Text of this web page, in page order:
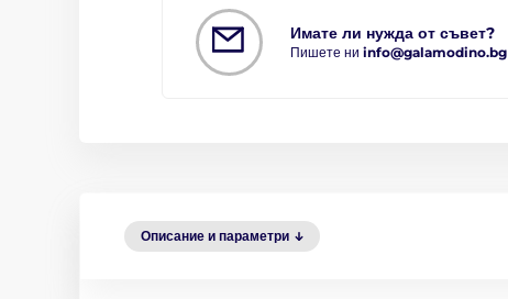
Имате ли нужда от съвет?
Пишете ни info@galamodino.bg
Описание и параметри